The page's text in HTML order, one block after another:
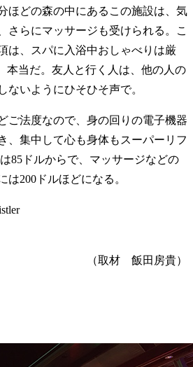
ほどの森の中にあるこの施設は、気
さらにマッサージも受けられる。こ
は、スパに入浴中おしゃべりは厳
本当だ。友人と行く人は、他の人の
ないようにひそひそ声で。
ご法度なので、身の回りの電子機器
、集中して心も身体もスーパーリフ
85ドルからで、マッサージなどの
200ドルほどになる。
（取材 飯田房貴）